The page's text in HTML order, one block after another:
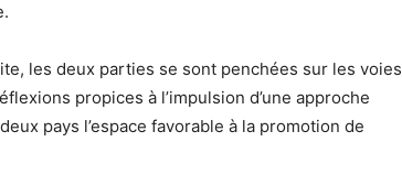
les deux parties se sont penchées sur les voies
propices à l’impulsion d’une approche
pays l’espace favorable à la promotion de